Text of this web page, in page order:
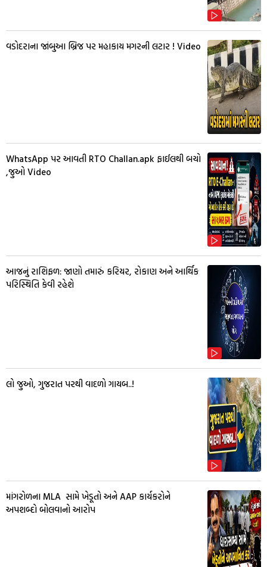
વડોદરાના જાંબુઆ બ્રિજ પર મહાકાય મગરની લટાર ! Video
WhatsApp પર આવતી RTO Challan.apk ફાઈલથી બચો
,જુઓ Video
આજનું રાશિફળ: જાણો તમારું કરિયર, રોકાણ અને આર્થિક
પરિસ્થિતિ કેવી રહેશે
લો જુઓ, ગુજરાત પરથી વાદળો ગાયબ..!
માંગરોળના MLA સામે ખેડૂતો અને AAP કાર્યકરોને
અપશબ્દો બોલવાનો આરોપ